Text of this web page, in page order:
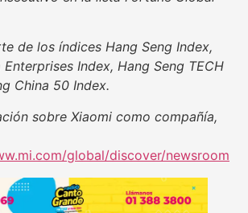
de los índices Hang Seng Index,
Index, Hang Seng TECH
China 50 Index.
sobre Xiaomi como compañía,
global/discover/newsroom